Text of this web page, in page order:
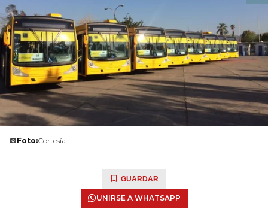
Foto:Cortesía
GUARDAR
UNIRSE A WHATSAPP